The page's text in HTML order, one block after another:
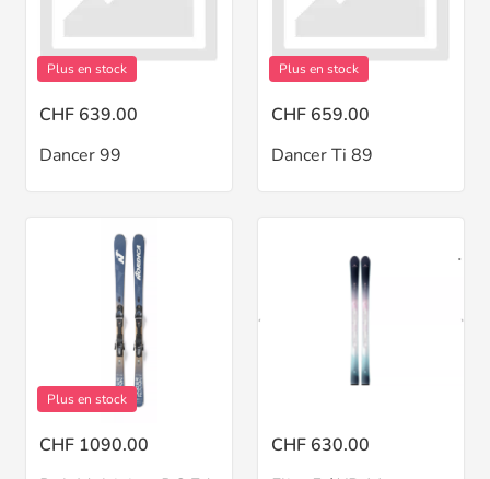
Plus en stock
CHF 639.00
Dancer 99
Plus en stock
CHF 659.00
Dancer Ti 89
Plus en stock
CHF 1090.00
CHF 630.00